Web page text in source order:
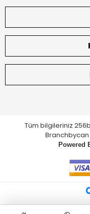
Tüm bilgileriniz
Branchbycan
Powered